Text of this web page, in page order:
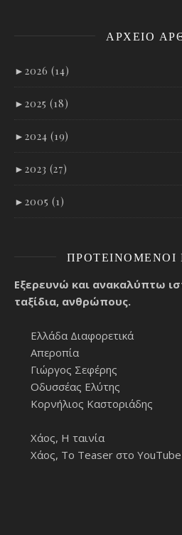
ΑΡΧΕΊΟ
► 2026 (14)
► 2025 (18)
► 2024 (19)
► 2023 (27)
► 2005 (1)
ΠΡΟΤΕΙΝΌΜΕΝΟΙ
Εξερευνώ και ανακαλύπτω
ταξίδια, ανθρώπους.
Ελλάδα Διαφορετικά
Απεροπία
Γιώργος Σεφέρης
Οδυσσέας Ελύτης
Κορνήλιος Καστοριάδης
Χάος, Η ταινία
Χάος, Το Teaser στο YouTube